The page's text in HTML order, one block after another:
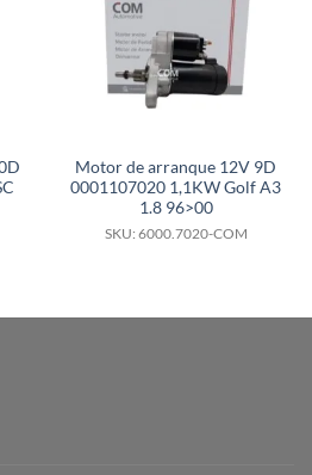
Motor de arranque 12V 9D
0001107020 1,1KW Golf A3
1.8 96>00
SKU: 6000.7020-COM